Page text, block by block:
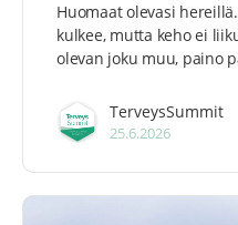
Huomaat olevasi
kulkee, mutta keho ei
olevan joku muu, paino
TerveysSummit
25.6.2026